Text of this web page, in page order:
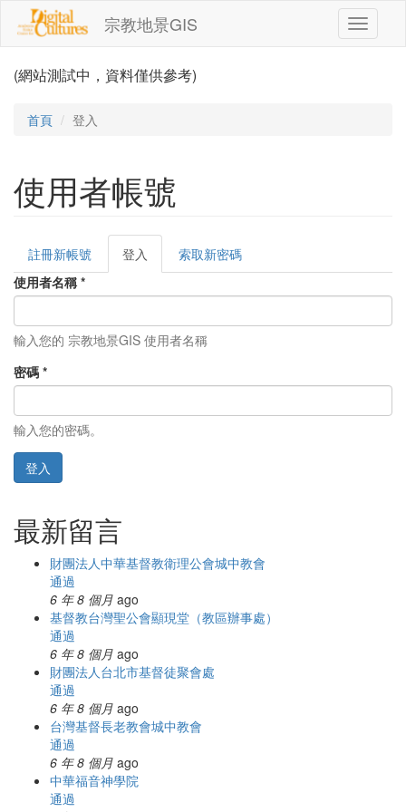
移至主內容
宗教地景GIS
Toggle
(網站測試中，資料僅供參考)
首頁 登入
使用者帳號
主要索引標籤
註冊新帳號 登入
籤)
索取新密碼
使用者名稱 *
輸入您的 宗教地景GIS 使用者名稱
密碼 *
輸入您的密碼。
登入
最新留言
財團法人中華基督教衛理公會城中教會
通過
6 年 8 個月 ago
基督教台灣聖公會顯現堂（教區辦事處）
通過
6 年 8 個月 ago
財團法人台北市基督徒聚會處
通過
6 年 8 個月 ago
台灣基督長老教會城中教會
通過
6 年 8 個月 ago
中華福音神學院
通過